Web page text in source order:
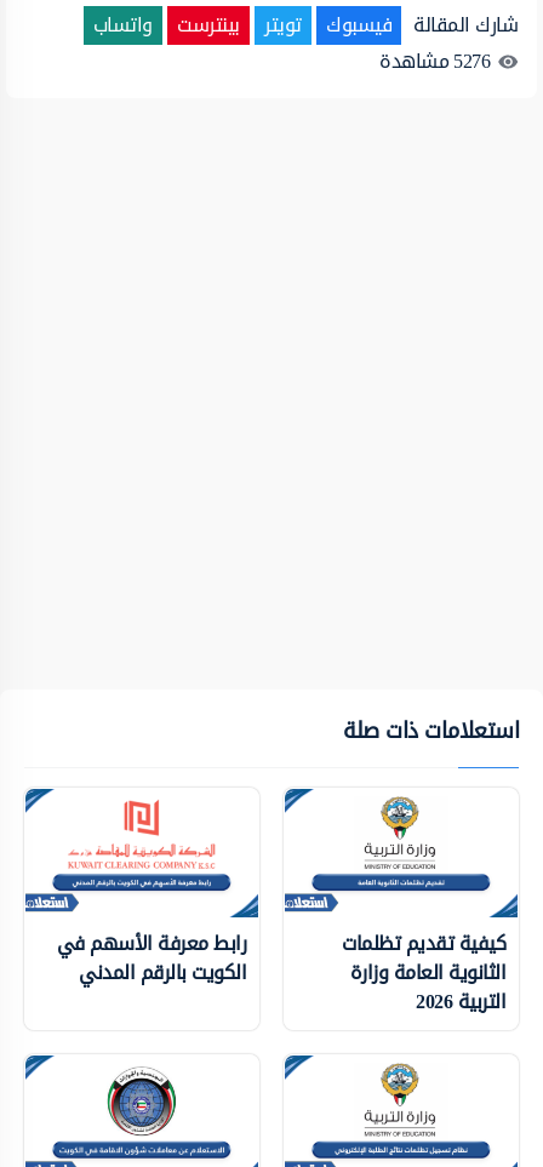
شارك المقالة فيسبوك تويتر بينترست
واتساب
5276مشاهدة
استعلامات ذات صلة
كيفية تقديم تظلمات
الثانوية العامة وزارة
التربية 2026
رابط معرفة الأسهم في
الكويت بالرقم المدني